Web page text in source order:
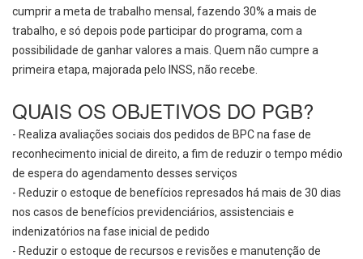
cumprir a meta de trabalho mensal, fazendo 30% a mais de
trabalho, e só depois pode participar do programa, com a
possibilidade de ganhar valores a mais. Quem não cumpre a
primeira etapa, majorada pelo INSS, não recebe.
QUAIS OS OBJETIVOS DO PGB?
- Realiza avaliações sociais dos pedidos de BPC na fase de
reconhecimento inicial de direito, a fim de reduzir o tempo médio
de espera do agendamento desses serviços
- Reduzir o estoque de benefícios represados há mais de 30 dias
nos casos de benefícios previdenciários, assistenciais e
indenizatórios na fase inicial de pedido
- Reduzir o estoque de recursos e revisões e manutenção de